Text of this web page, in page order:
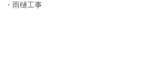
・雨樋工事